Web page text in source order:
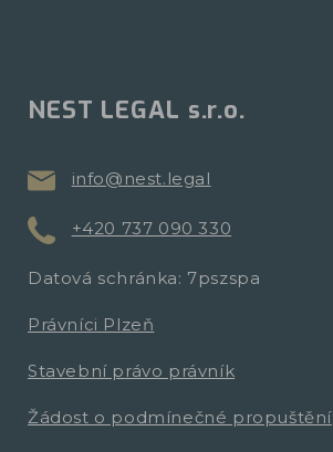
NEST LEGAL s.r.o.
info@nest.legal
+420 737 090 330
Datová schránka: 7pszspa
Právníci Plzeň
Stavební právo právník
Žádost o podmínečné propuštění